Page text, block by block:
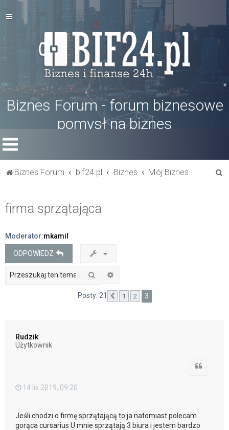
Biznes Forum - forum biznesowe
pomysł na biznes
Biznes Forum bif24.pl Biznes Mój Biznes
firma sprzątająca
Moderator:mkamil
ODPOWIEDZ
Szukaj
Posty: 21 Poprzednia
1 2 3
Rudzik
Użytkownik
14 lis 2019, 09:20
Jeśli chodzi o firmę sprzątającą to ja natomiast polecam
gorąca cursarius U mnie sprzątają 3 biura i jestem bardzo